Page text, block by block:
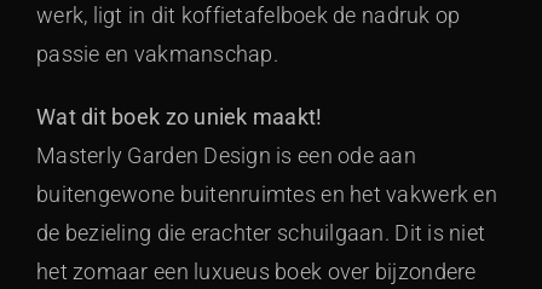
werk, ligt in dit koffietafelboek de nadruk op
passie en vakmanschap.
Wat dit boek zo uniek maakt!
Masterly Garden Design is een ode aan
buitengewone buitenruimtes en het vakwerk en
de bezieling die erachter schuilgaan. Dit is niet
het zomaar een luxueus boek over bijzondere